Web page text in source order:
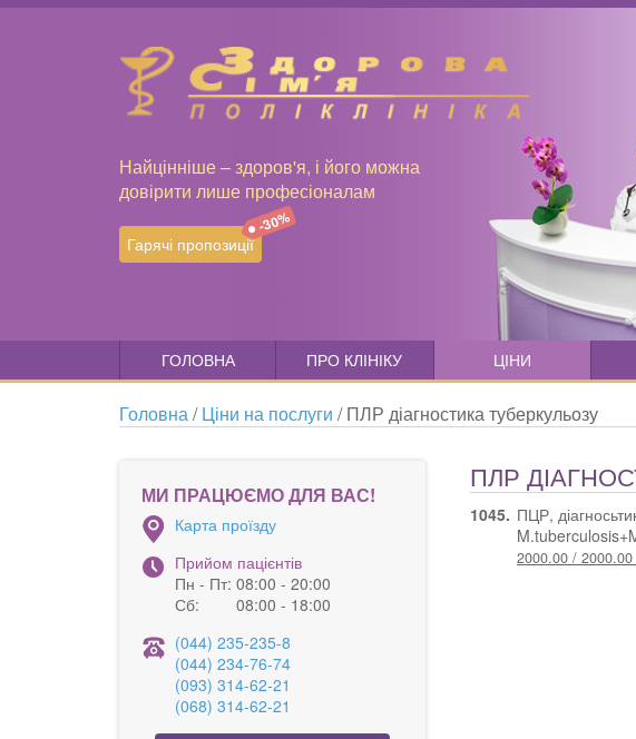
Найцінніше – здоров'я, і його можна
довірити лише професіоналам
Гарячі пропозиції
-30%
ГОЛОВНА ПРО КЛІНІКУ ЦІНИ
Головна/Ціни на послуги /ПЛР діагностика туберкульозу
ПЛР
1045. ПЦР,
2000.00 / 2000.00
МИ ПРАЦЮЄМО ДЛЯ ВАС!
Карта проїзду
Прийом пацієнтів
Пн - Пт: 08:00 - 20:00
Сб:
08:00 - 18:00
(044) 235-235-8
(044) 234-76-74
(093) 314-62-21
(068) 314-62-21